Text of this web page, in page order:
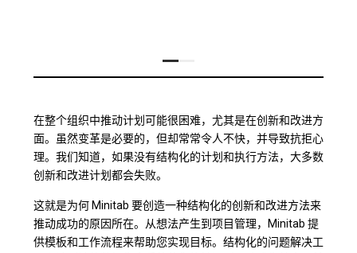
在整个组织中推动计划可能很困难，尤其是在创新和改进方
面。虽然变革是必要的，但却常常令人不快，并导致抗拒心
理。我们知道，如果没有结构化的计划和执行方法，大多数
创新和改进计划都会失败。
这就是为何 Minitab 要创造一种结构化的创新和改进方法来
推动成功的原因所在。从想法产生到项目管理，Minitab 提
供模板和工作流程来帮助您实现目标。结构化的问题解决工